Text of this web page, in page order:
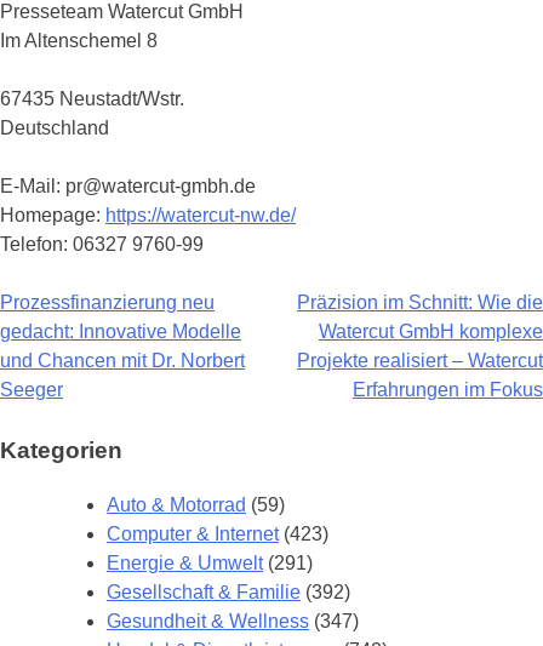
Presseteam Watercut GmbH
Im Altenschemel 8
67435 Neustadt/Wstr.
Deutschland
E-Mail: pr@watercut-gmbh.de
Homepage: https://watercut-nw.de/
Telefon: 06327 9760-99
Beitragsnavigation
Prozessfinanzierung neu
gedacht: Innovative Modelle
und Chancen mit Dr. Norbert
Seeger
Präzision im Schnitt: Wie die
Watercut GmbH komplexe
Projekte realisiert – Watercut
Erfahrungen im Fokus
Kategorien
Auto & Motorrad (59)
Computer & Internet(423)
Energie & Umwelt(291)
Gesellschaft & Familie (392)
Gesundheit & Wellness (347)